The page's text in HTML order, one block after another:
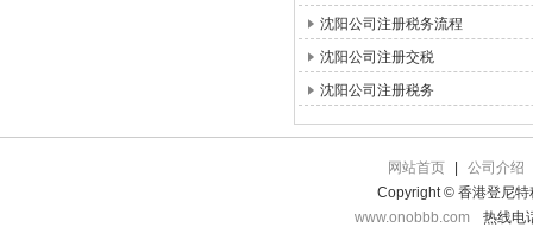
沈阳公司注册税务流程
沈阳公司注册交税
沈阳公司注册税务
网站首页
公司介绍
Copyright © 香港登尼特
www.onobbb.com
热线电